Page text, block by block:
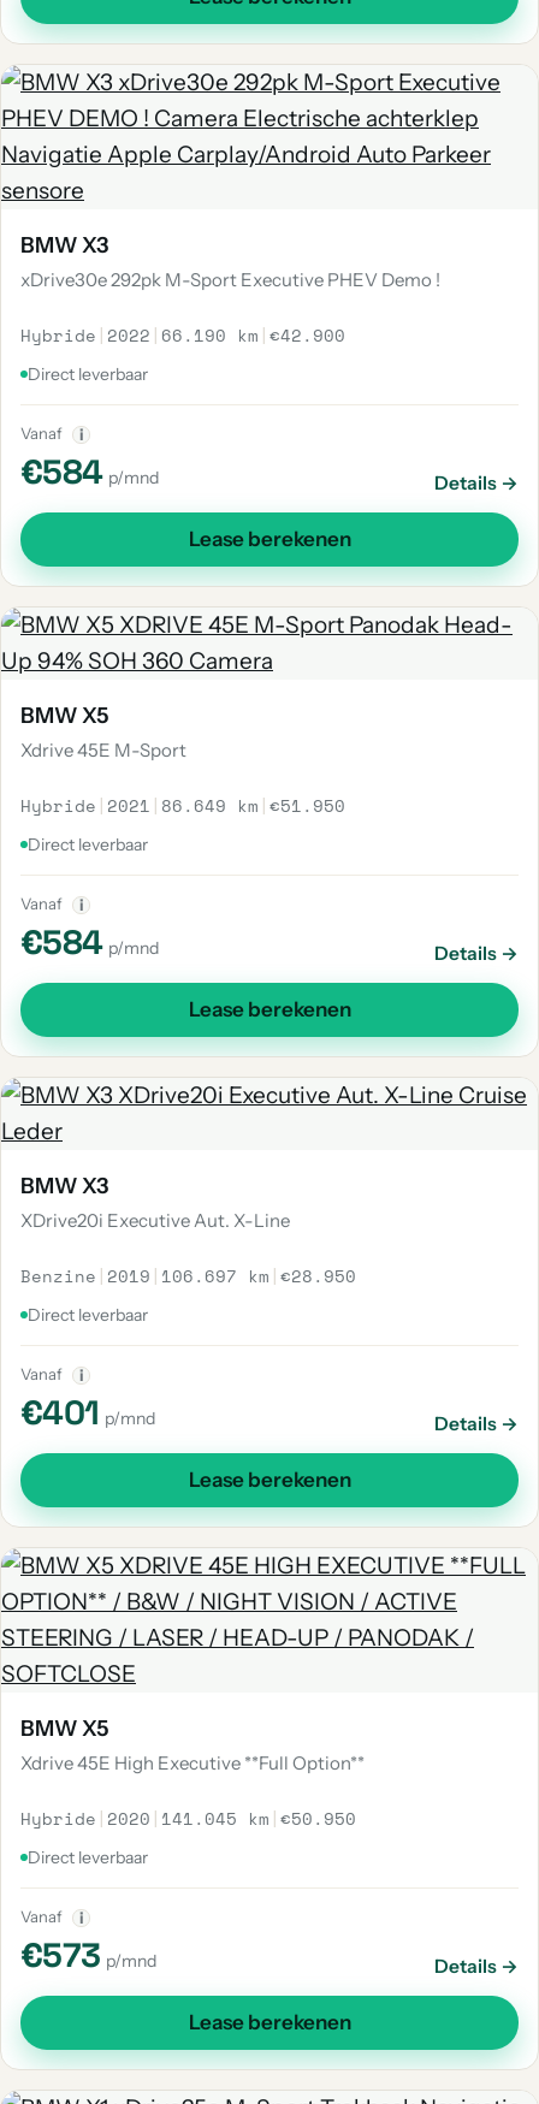
BMW X3
xDrive30e 292pk M-Sport Executive PHEV Demo !
Hybride | 2022 | 66.190 km |€42.900
Direct leverbaar
Vanaf i
€584 p/mnd Details →
Lease berekenen
BMW X5
Xdrive 45E M-Sport
Hybride | 2021 | 86.649 km |€51.950
Direct leverbaar
Vanaf i
€584 p/mnd Details →
Lease berekenen
BMW X3
XDrive20i Executive Aut. X-Line
Benzine | 2019 | 106.697 km |€28.950
Direct leverbaar
Vanaf i
€401 p/mnd Details →
Lease berekenen
BMW X5
Xdrive 45E High Executive **Full Option**
Hybride | 2020 | 141.045 km |€50.950
Direct leverbaar
Vanaf i
€573 p/mnd Details →
Lease berekenen